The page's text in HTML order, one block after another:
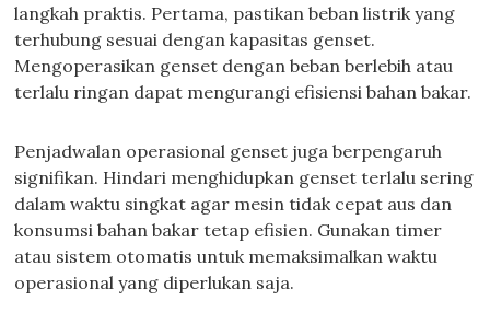
langkah praktis. Pertama, pastikan beban listrik yang
terhubung sesuai dengan kapasitas genset.
Mengoperasikan genset dengan beban berlebih atau
terlalu ringan dapat mengurangi efisiensi bahan bakar.
Penjadwalan operasional genset juga berpengaruh
signifikan. Hindari menghidupkan genset terlalu sering
dalam waktu singkat agar mesin tidak cepat aus dan
konsumsi bahan bakar tetap efisien. Gunakan timer
atau sistem otomatis untuk memaksimalkan waktu
operasional yang diperlukan saja.